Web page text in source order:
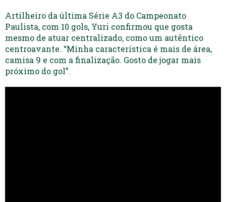
Artilheiro da última Série A3 do Campeonato
Paulista, com 10 gols, Yuri confirmou que gosta
mesmo de atuar centralizado, como um autêntico
centroavante. “Minha característica é mais de área,
camisa 9 e com a finalização. Gosto de jogar mais
próximo do gol”.